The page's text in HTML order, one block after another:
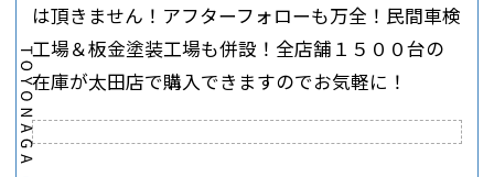
は頂きません！アフターフォローも万全！民間車検
工場＆板金塗装工場も併設！全店舗１５００台の
在庫が太田店で購入できますのでお気軽に！